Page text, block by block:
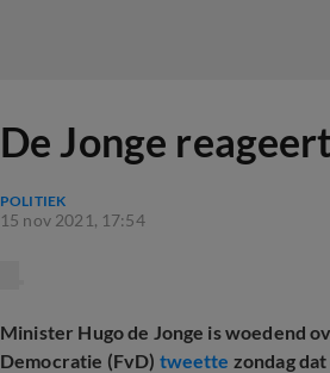
De Jonge
POLITIEK
15 nov 2021, 17:54
Minister Hugo de Jonge is woedend
Democratie (FvD) tweette zondag